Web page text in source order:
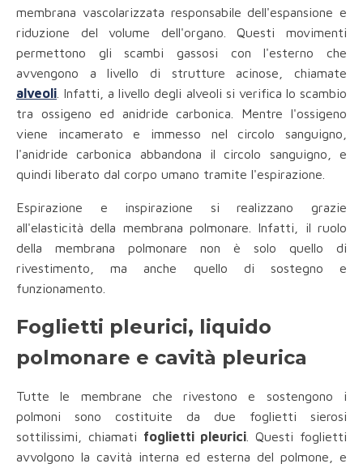
membrana vascolarizzata responsabile dell'espansione e
riduzione del volume dell'organo. Questi movimenti
permettono gli scambi gassosi con l'esterno che
avvengono a livello di strutture acinose, chiamate
alveoli . Infatti, a livello degli alveoli si verifica lo scambio
tra ossigeno ed anidride carbonica. Mentre l'ossigeno
viene incamerato e immesso nel circolo sanguigno,
l'anidride carbonica abbandona il circolo sanguigno, e
quindi liberato dal corpo umano tramite l'espirazione.
Espirazione e inspirazione si realizzano grazie
all'elasticità della membrana polmonare. Infatti, il ruolo
della membrana polmonare non è solo quello di
rivestimento, ma anche quello di sostegno e
funzionamento.
Foglietti pleurici, liquido
polmonare e cavità pleurica
Tutte le membrane che rivestono e sostengono i
polmoni sono costituite da due foglietti sierosi
sottilissimi, chiamati foglietti pleurici . Questi foglietti
avvolgono la cavità interna ed esterna del polmone, e